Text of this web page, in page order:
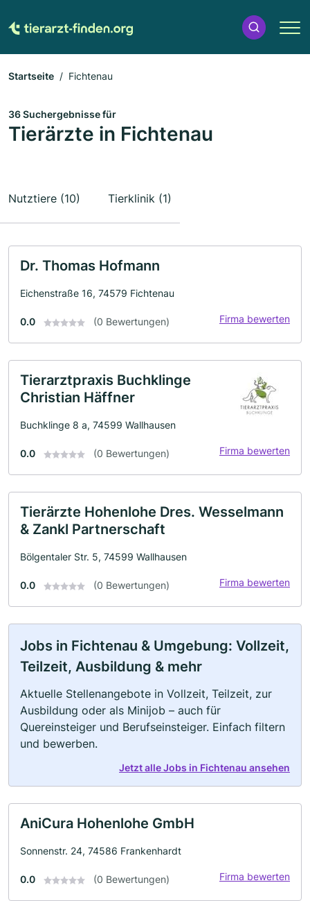
Startseite Fichtenau
36 Suchergebnisse für
Tierärzte in Fichtenau
Nutztiere (10) Tierklinik (1)
Dr. Thomas Hofmann
Eichenstraße 16, 74579 Fichtenau
0.0 (0 Bewertungen) Firma bewerten
Tierarztpraxis Buchklinge
Christian Häffner
Buchklinge 8 a, 74599 Wallhausen
0.0 (0 Bewertungen) Firma bewerten
Tierärzte Hohenlohe Dres. Wesselmann
& Zankl Partnerschaft
Bölgentaler Str. 5, 74599 Wallhausen
0.0 (0 Bewertungen) Firma bewerten
Jobs in Fichtenau & Umgebung: Vollzeit,
Teilzeit, Ausbildung & mehr
Aktuelle Stellenangebote in Vollzeit, Teilzeit, zur
Ausbildung oder als Minijob – auch für
Quereinsteiger und Berufseinsteiger. Einfach filtern
und bewerben.
Jetzt alle Jobs in Fichtenau ansehen
AniCura Hohenlohe GmbH
Sonnenstr. 24, 74586 Frankenhardt
0.0 (0 Bewertungen) Firma bewerten